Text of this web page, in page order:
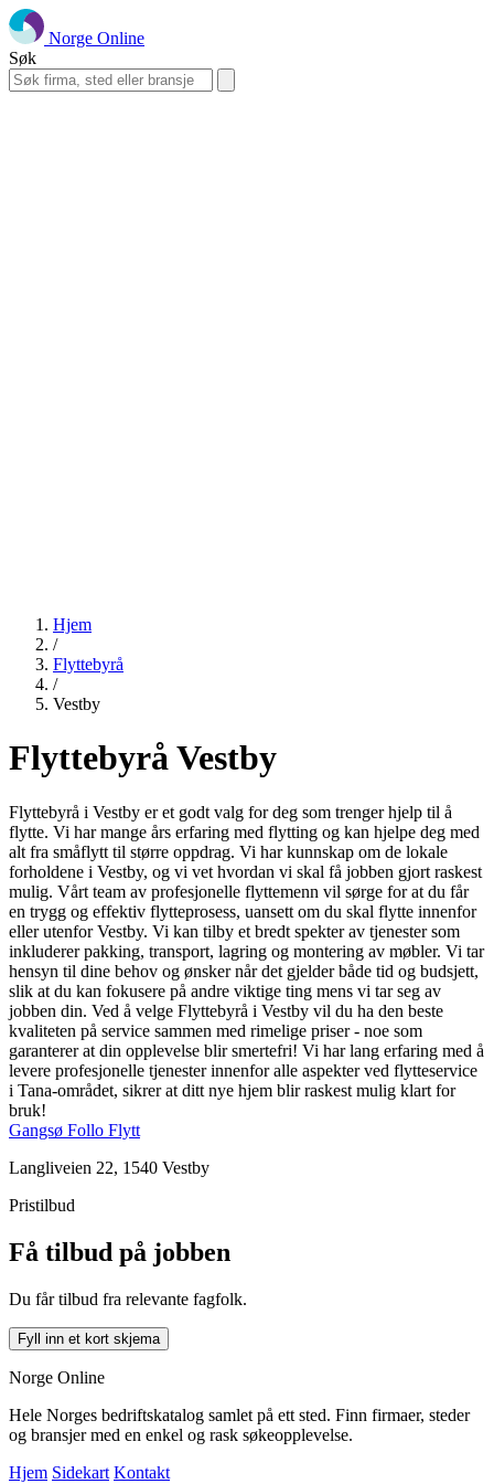
Norge Online
Søk
Hjem
/
Flyttebyrå
/
Vestby
Flyttebyrå Vestby
Flyttebyrå i Vestby er et godt valg for deg som trenger hjelp til å
flytte. Vi har mange års erfaring med flytting og kan hjelpe deg med
alt fra småflytt til større oppdrag. Vi har kunnskap om de lokale
forholdene i Vestby, og vi vet hvordan vi skal få jobben gjort raskest
mulig. Vårt team av profesjonelle flyttemenn vil sørge for at du får
en trygg og effektiv flytteprosess, uansett om du skal flytte innenfor
eller utenfor Vestby. Vi kan tilby et bredt spekter av tjenester som
inkluderer pakking, transport, lagring og montering av møbler. Vi tar
hensyn til dine behov og ønsker når det gjelder både tid og budsjett,
slik at du kan fokusere på andre viktige ting mens vi tar seg av
jobben din. Ved å velge Flyttebyrå i Vestby vil du ha den beste
kvaliteten på service sammen med rimelige priser - noe som
garanterer at din opplevelse blir smertefri! Vi har lang erfaring med å
levere profesjonelle tjenester innenfor alle aspekter ved flytteservice
i Tana-området, sikrer at ditt nye hjem blir raskest mulig klart for
bruk!
Gangsø Follo Flytt
Langliveien 22, 1540 Vestby
Pristilbud
Få tilbud på jobben
Du får tilbud fra relevante fagfolk.
Fyll inn et kort skjema
Norge Online
Hele Norges bedriftskatalog samlet på ett sted. Finn firmaer, steder
og bransjer med en enkel og rask søkeopplevelse.
Hjem Sidekart Kontakt